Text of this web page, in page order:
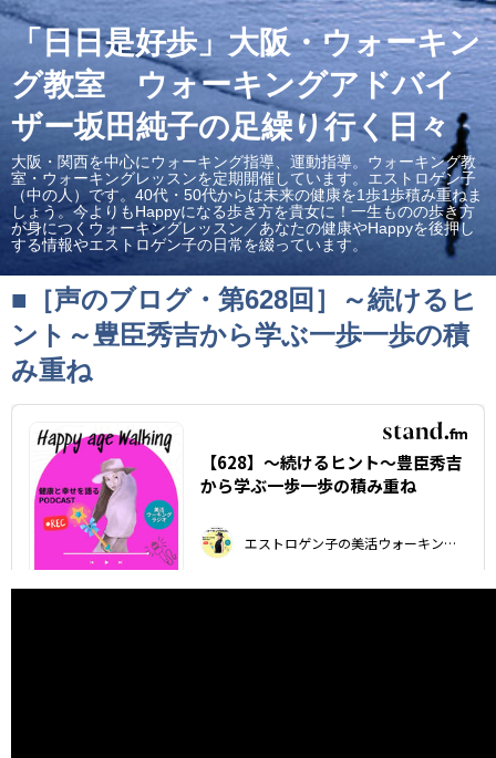
「日日是好歩」大阪・ウォーキン
グ教室 ウォーキングアドバイ
ザー坂田純子の足繰り行く日々
大阪・関西を中心にウォーキング指導、運動指導。ウォーキング教
室・ウォーキングレッスンを定期開催しています。エストロゲン子
（中の人）です。40代・50代からは未来の健康を1歩1歩積み重ねま
しょう。今よりもHappyになる歩き方を貴女に！一生ものの歩き方
が身につくウォーキングレッスン／あなたの健康やHappyを後押し
する情報やエストロゲン子の日常を綴っています。
■［声のブログ・第628回］～続けるヒ
ント～豊臣秀吉から学ぶ一歩一歩の積
み重ね